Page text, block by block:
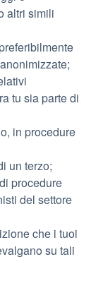
altri simili
tu sia parte di
in procedure
un terzo;
procedure
del settore
che i tuoi
su tali